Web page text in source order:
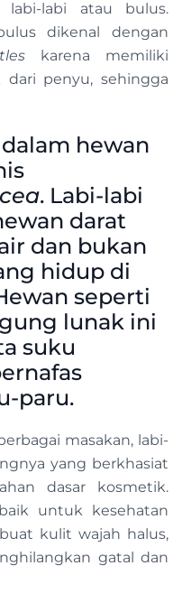
labi-labi atau bulus.
dikenal dengan
karena memiliki
penyu, sehingga
hewan
. Labi-labi
darat
dan bukan
hidup di
seperti
lunak ini
suku
paru.
masakan, labi-
yang berkhasiat
dasar kosmetik.
untuk kesehatan
kulit wajah halus,
gatal dan